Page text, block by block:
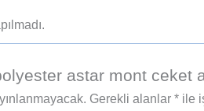
astar mont ceket
Gerekli alanlar *ile